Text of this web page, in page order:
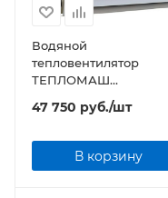
Водяной
тепловентилятор
ТЕПЛОМАШ
КЭВ-56T4W2 серии TW
47 750 руб./шт
В корзину